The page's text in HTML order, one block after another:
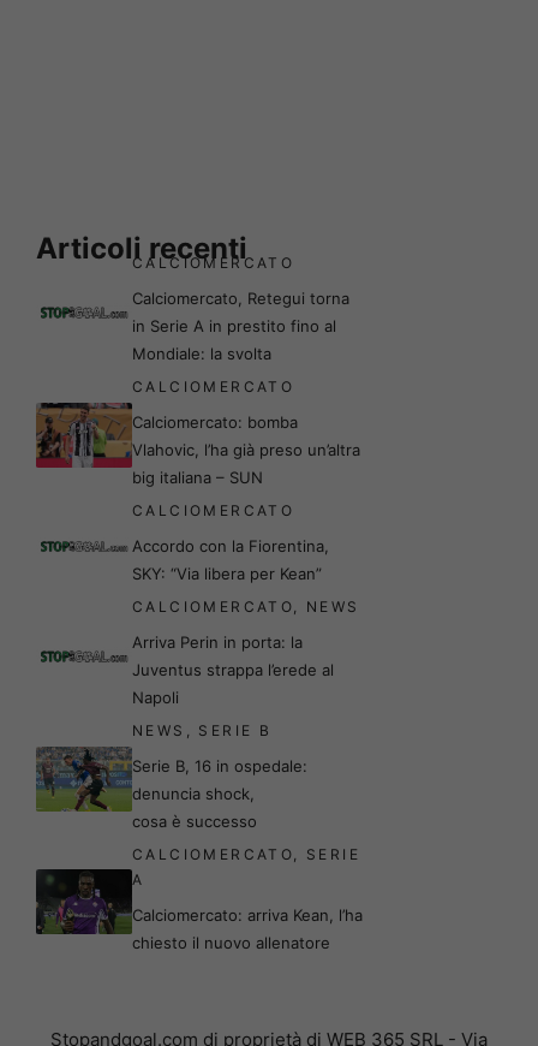
Articoli recenti
CALCIOMERCATO
Calciomercato, Retegui torna
in Serie A in prestito fino al
Mondiale: la svolta
CALCIOMERCATO
Calciomercato: bomba
Vlahovic, l’ha già preso un’altra
big italiana – SUN
CALCIOMERCATO
Accordo con la Fiorentina,
SKY: “Via libera per Kean”
CALCIOMERCATO NEWS
Arriva Perin in porta: la
Juventus strappa l’erede al
Napoli
NEWS SERIE B
Serie B, 16 in ospedale:
denuncia shock,
cosa è successo
CALCIOMERCATO
SERIE
A
Calciomercato: arriva Kean, l’ha
chiesto il nuovo allenatore
Stopandgoal.com di proprietà di WEB 365 SRL - Via